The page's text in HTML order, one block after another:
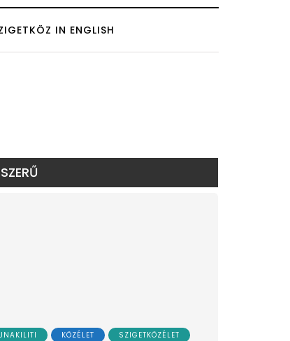
IN ENGLISH
KÖZÉLET SZIGETKÖZÉLET